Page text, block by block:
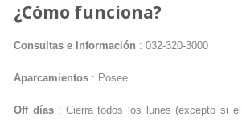
¿Cómo funciona?
Consultas e Información : 032-320-3000
Aparcamientos : Posee.
Off días: Cierra todos los lunes (excepto si